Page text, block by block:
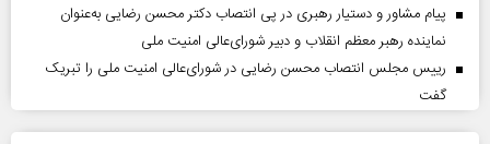
پیام مشاور و دستیار رهبری در پی انتصاب دکتر محسن رضایی به‌عنوان
نماینده رهبر معظم انقلاب و دبیر شورای‌عالی امنیت ملی
رییس مجلس انتصاب محسن رضایی در شورای‌عالی امنیت ملی را تبریک
گفت